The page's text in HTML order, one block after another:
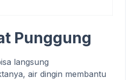
Punggung
langsung
air dingin membantu